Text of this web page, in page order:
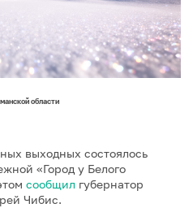
области
выходных состоялось
«Город у Белого
сообщил губернатор
Чибис.